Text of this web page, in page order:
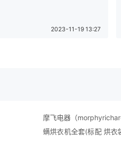
2023-11-19 13:27
摩飞电器（
螨烘衣机全套(标配 烘衣